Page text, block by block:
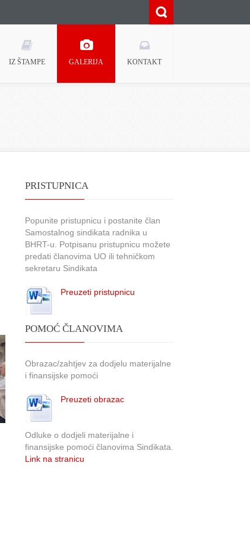
IZ ŠTAMPE GALERIJA KONTAKT
PRISTUPNICA
Popunite pristupnicu i postanite član
Samostalnog sindikata radnika u
BHRT-u. Potpisanu pristupnicu možete
predati članovima UO ili tehničkom
sekretaru Sindikata
Preuzeti pristupnicu
POMOĆ ČLANOVIMA
Obrazac/zahtjev za dodjelu materijalne
i finansijske pomoći
Preuzeti obrazac
Odluke o dodjeli materijalne i
finansijske pomoći članovima Sindikata.
Link na stranicu